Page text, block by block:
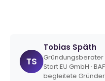
TS
Tobias Späth
Gründungsberater
Start EU GmbH ·
begleitete